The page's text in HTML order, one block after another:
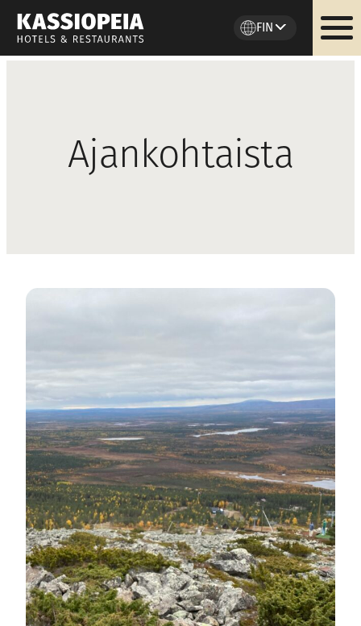
FIN
Ajankohtaista